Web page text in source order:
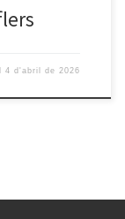
4 d'abril de 2026